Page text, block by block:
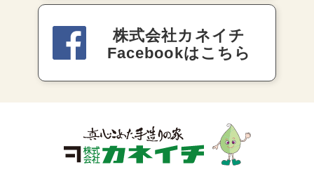
株式会社カネイチ
Facebookはこちら